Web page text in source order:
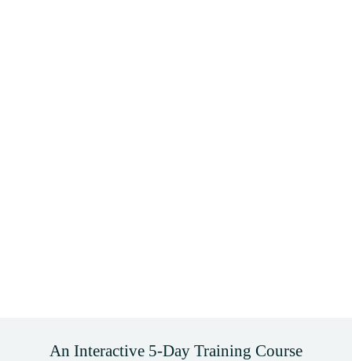
An Interactive 5-Day Training Course